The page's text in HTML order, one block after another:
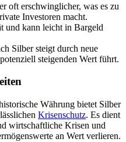
oft erschwinglicher, was es zu
Investoren macht.
und kann leicht in Bargeld
Silber steigt durch neue
steigenden Wert führt.
Währung bietet Silber
Krisenschutz. Es dient
wirtschaftliche Krisen und
an Wert verlieren.